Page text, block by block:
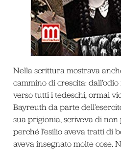
Nella scrittura mostrava
cammino di crescita:
verso tutti i tedeschi, ormai
Bayreuth da parte
sua prigionia, scriveva di
perché l’esilio aveva tratti di
aveva insegnato molte cose.